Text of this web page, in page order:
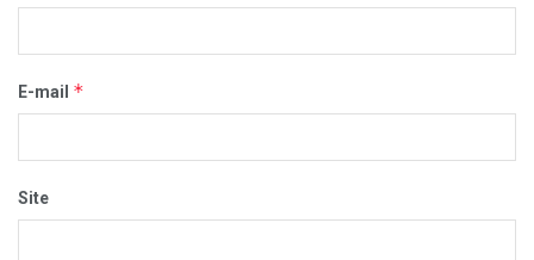
E-mail *
Site